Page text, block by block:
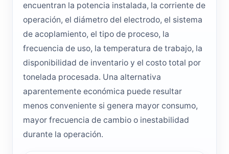
encuentran la potencia instalada, la corriente de
operación, el diámetro del electrodo, el sistema
de acoplamiento, el tipo de proceso, la
frecuencia de uso, la temperatura de trabajo, la
disponibilidad de inventario y el costo total por
tonelada procesada. Una alternativa
aparentemente económica puede resultar
menos conveniente si genera mayor consumo,
mayor frecuencia de cambio o inestabilidad
durante la operación.